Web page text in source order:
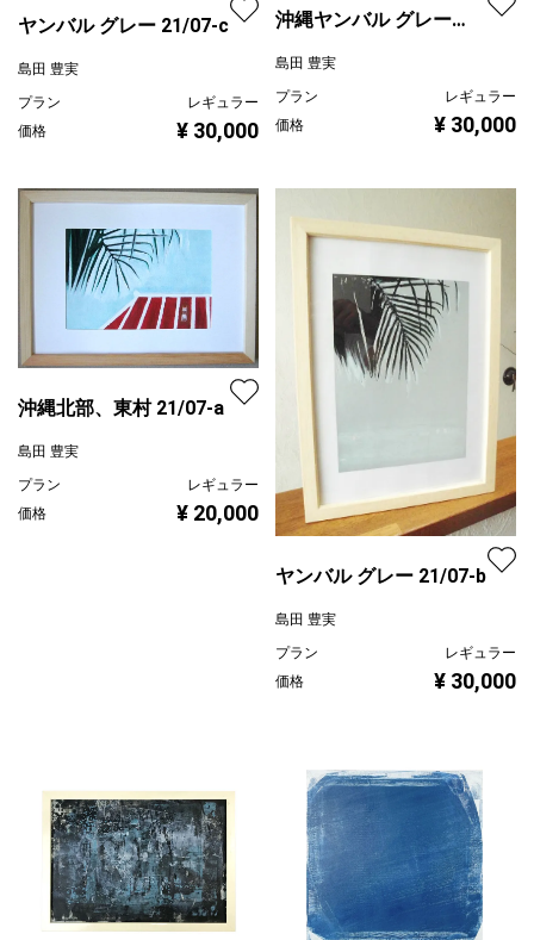
ヤンバル グレー 21/07-c
島田 豊実
プラン
レギュラー
価格
¥ 30,000
沖縄ヤンバル グレー
島田 豊実
プラン
レギュラー
価格
¥ 30,000
沖縄北部、東村 21/07-a
島田 豊実
プラン
レギュラー
価格
¥ 20,000
ヤンバル グレー 21/07-b
島田 豊実
プラン
レギュラー
価格
¥ 30,000